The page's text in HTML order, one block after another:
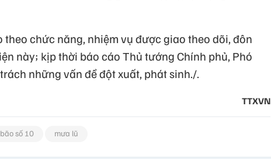
theo chức năng, nhiệm vụ được giao theo dõi, đôn
này; kịp thời báo cáo Thủ tướng Chính phủ, Phó
những vấn đề đột xuất, phát sinh./.
TTXVN
bão số 10 mưa lũ